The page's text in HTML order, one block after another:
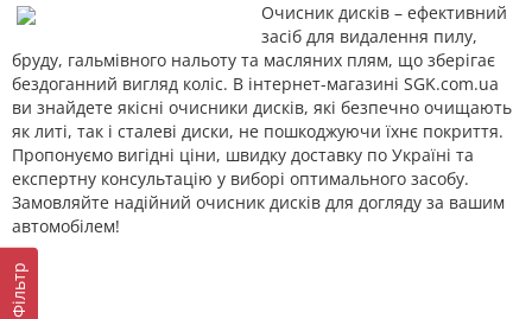
Фільтр
Очисник дисків – ефективний
засіб для видалення пилу,
бруду, гальмівного нальоту та масляних плям, що зберігає
бездоганний вигляд коліс. В інтернет-магазині SGK.com.ua
ви знайдете якісні очисники дисків, які безпечно очищають
як литі, так і сталеві диски, не пошкоджуючи їхнє покриття.
Пропонуємо вигідні ціни, швидку доставку по Україні та
експертну консультацію у виборі оптимального засобу.
Замовляйте надійний очисник дисків для догляду за вашим
автомобілем!